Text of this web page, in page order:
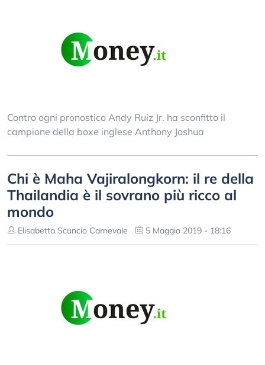
Contro ogni pronostico Andy Ruiz Jr. ha sconfitto il
campione della boxe inglese Anthony Joshua
Chi è Maha Vajiralongkorn: il re della
Thailandia è il sovrano più ricco al
mondo
Elisabetta Scuncio Carnevale 5 Maggio 2019 - 18:16